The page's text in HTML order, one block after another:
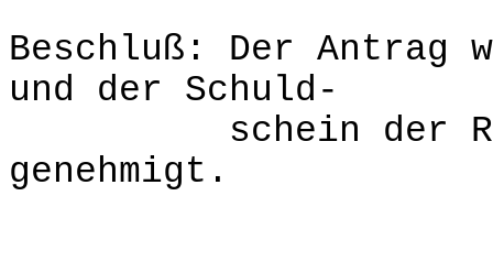
Beschluß: Der Antrag
und der Schuld-
schein der Raika
genehmigt.